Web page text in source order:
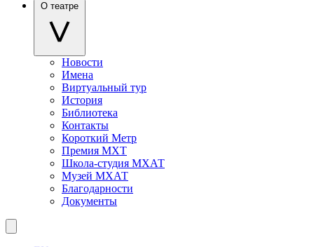
О театре
Новости
Имена
Виртуальный тур
История
Библиотека
Контакты
Короткий Метр
Премия МХТ
Школа-студия МХАТ
Музей МХАТ
Благодарности
Документы